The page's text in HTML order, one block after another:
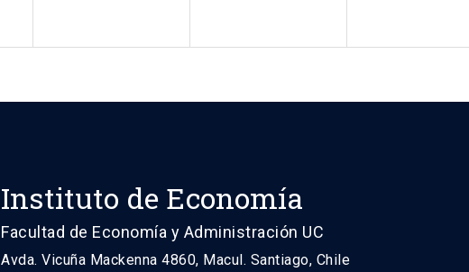
Instituto de Economía
Facultad de Economía y Administración UC
Avda. Vicuña Mackenna 4860, Macul. Santiago, Chile